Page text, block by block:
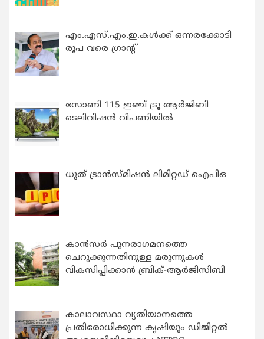
എം.എസ്.എം.ഇ.കൾക്ക് ഒന്നരക്കോടി
രൂപ വരെ ഗ്രാന്റ്
സോണി 115 ഇഞ്ച് ട്രൂ ആർജിബി
ടെലിവിഷൻ വിപണിയിൽ
ധൂത് ട്രാൻസ്മിഷൻ ലിമിറ്റഡ് ഐപിഒ
കാന്‍സര്‍ പുനരാഗമനത്തെ
ചെറുക്കുന്നതിനുള്ള മരുന്നുകള്‍
വികസിപ്പിക്കാന്‍ ബ്രിക്-ആര്‍ജിസിബി
കാലാവസ്ഥാ വ്യതിയാനത്തെ
പ്രതിരോധിക്കുന്ന കൃഷിയും ഡിജിറ്റൽ